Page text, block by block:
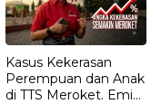
Kasus Kekerasan
Perempuan dan Anak
di TTS Meroket. Emi